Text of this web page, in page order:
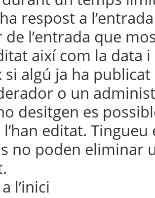
respost a
l’entrada que
així com la data
si algú ja ha
o un
desitgen es
editat.
no poden eliminar
l’inici